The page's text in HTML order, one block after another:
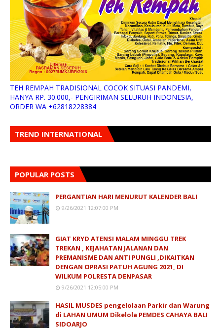
TEH REMPAH TRADISIONAL COCOK SITUASI PANDEMI,
HANYA RP. 30.000,- PENGIRIMAN SELURUH INDONESIA,
ORDER WA +62818228384
TREND INTERNATIONAL
POPULAR POSTS
PERGANTIAN HARI MENURUT KALENDER BALI
9/26/2021 12:07:00 PM
GIAT KRYD ATENSI MALAM MINGGU TREK
TREKAN , KEJAHATAN JALANAN DAN
PREMANISME DAN ANTI PUNGLI ,DIKAITKAN
DENGAN OPRASI PATUH AGUNG 2021, DI
WILKUM POLRESTA DENPASAR
9/26/2021 12:05:00 PM
HASIL MUSDES pengelolaan Parkir dan Warung
di LAHAN UMUM Dikelola PEMDES CAHAYA BALI
SIDOARJO